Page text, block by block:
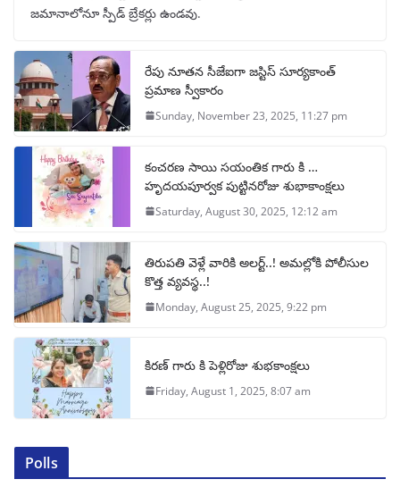
జమానాలోనూ స్పీడ్‌ బ్రేకర్లు ఉండవు.
రేపు నూతన సీజేఐగా జస్టిస్ సూర్యకాంత్
ప్రమాణ స్వీకారం
Sunday, November 23, 2025, 11:27 pm
కంచరణ సాయి సయంతిక గారు కి …
హృదయపూర్వక పుట్టినరోజు శుభాకాంక్షలు
Saturday, August 30, 2025, 12:12 am
తిరుపతి వెళ్లే వారికి అలర్ట్..! అమల్లోకి పోలీసుల
కొత్త వ్యవస్థ..!
Monday, August 25, 2025, 9:22 pm
కిరణ్ గారు కి పెళ్లిరోజు శుభకాంక్షలు
Friday, August 1, 2025, 8:07 am
Polls